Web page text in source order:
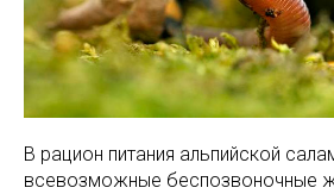
В рацион питания альпийской
всевозможные беспозвоночные